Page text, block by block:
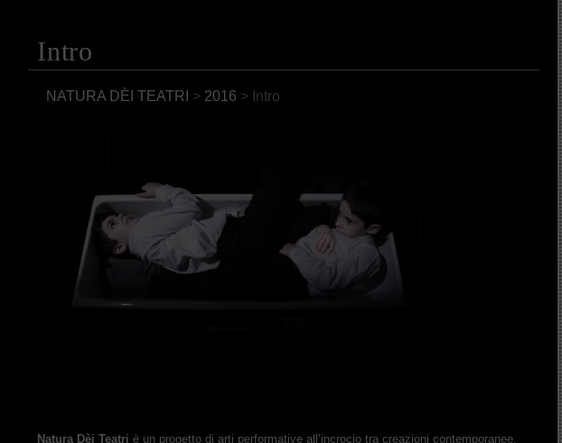
Intro
NATURA DÈI TEATRI > 2016 > Intro
Natura Dèi Teatri è un progetto di arti performative all ’incrocio tra creazioni contemporanee,